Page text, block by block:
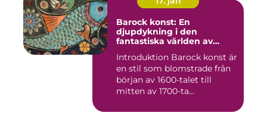
Barock konst: En
djupdykning i den
fantastiska världen av
Introduktion Barock konst är
en stil som blomstrade från
början av 1600-talet till
mitten av 1700-ta...